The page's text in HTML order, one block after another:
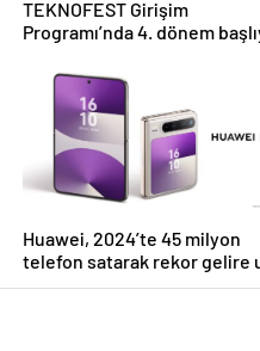
TEKNOFEST Girişim
Programı’nda 4. dönem
Huawei, 2024’te 45 milyon
telefon satarak rekor gelire